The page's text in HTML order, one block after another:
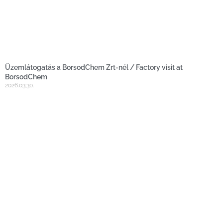
Üzemlátogatás a BorsodChem Zrt-nél / Factory visit at
BorsodChem
2026.03.30.